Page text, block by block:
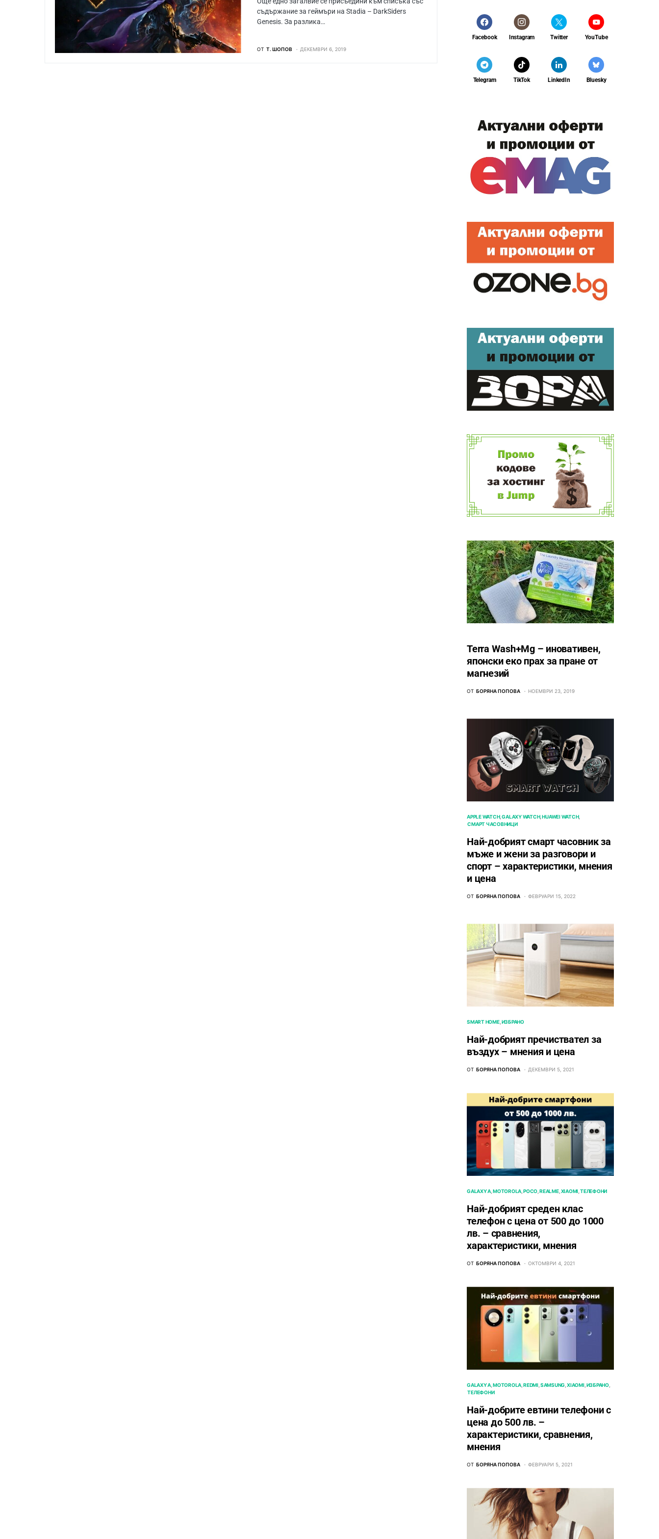
съдържание за геймъри на Stadia – DarkSiders
Genesis. За разлика…
ОТ Т. ШОПОВ ДЕКЕМВРИ 6, 2019
Facebook Instagram Twitter YouTube
Telegram TikTok LinkedIn Bluesky
Terra Wash+Mg – иновативен,
японски еко прах за пране от
магнезий
ОТ БОРЯНА ПОПОВА НОЕМВРИ 23, 2019
APPLE WATCH GALAXY WATCH HUAWEI WATCH
СМАРТ ЧАСОВНИЦИ
Най-добрият смарт часовник за
мъже и жени за разговори и
спорт – характеристики, мнения
и цена
ОТ БОРЯНА ПОПОВА ФЕВРУАРИ 15, 2022
SMART HOME ИЗБРАНО
Най-добрият пречиствател за
въздух – мнения и цена
ОТ БОРЯНА ПОПОВА ДЕКЕМВРИ 5, 2021
GALAXY A MOTOROLA POCO REALME XIAOMI ТЕЛЕФОНИ
Най-добрият среден клас
телефон с цена от 500 до 1000
лв. – сравнения,
характеристики, мнения
ОТ БОРЯНА ПОПОВА ОКТОМВРИ 4, 2021
GALAXY A MOTOROLA REDMI SAMSUNG XIAOMI ИЗБРАНО
ТЕЛЕФОНИ
Най-добрите евтини телефони с
ценa до 500 лв. –
характeристики, сравнения,
мнения
ОТ БОРЯНА ПОПОВА ФЕВРУАРИ 5, 2021